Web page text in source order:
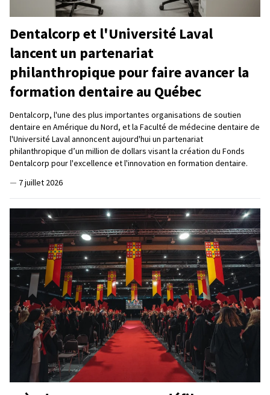
Dentalcorp et l'Université Laval
lancent un partenariat
philanthropique pour faire avancer la
formation dentaire au Québec
Dentalcorp, l'une des plus importantes organisations de soutien
dentaire en Amérique du Nord, et la Faculté de médecine dentaire de
l'Université Laval annoncent aujourd'hui un partenariat
philanthropique d’un million de dollars visant la création du Fonds
Dentalcorp pour l'excellence et l'innovation en formation dentaire.
— 7 juillet 2026